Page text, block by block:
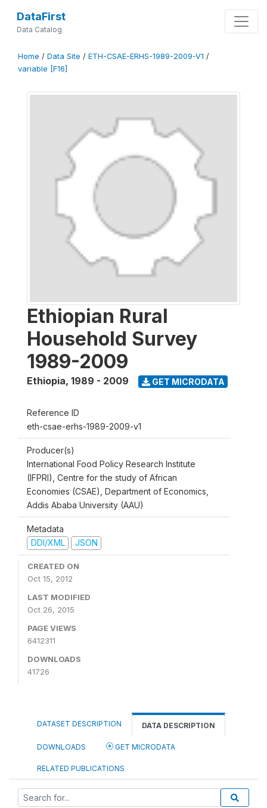
DataFirst
Data Catalog
Home / Data Site / ETH-CSAE-ERHS-1989-2009-V1 /
variable [F16]
Ethiopian Rural
Household Survey
1989-2009
Ethiopia, 1989 - 2009 GET MICRODATA
Reference ID
eth-csae-erhs-1989-2009-v1
Producer(s)
International Food Policy Research Institute
(IFPRI), Centre for the study of African
Economies (CSAE), Department of Economics,
Addis Ababa University (AAU)
Metadata
DDI/XML
JSON
CREATED ON
Oct 15, 2012
LAST MODIFIED
Oct 26, 2015
PAGE VIEWS
6412311
DOWNLOADS
41726
DATASET DESCRIPTION DATA DESCRIPTION
DOWNLOADS GET MICRODATA
RELATED PUBLICATIONS